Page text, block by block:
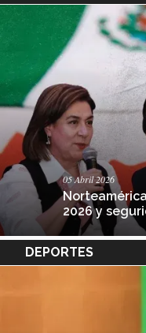
05 Abril 2026
2026 y
DEPORTES